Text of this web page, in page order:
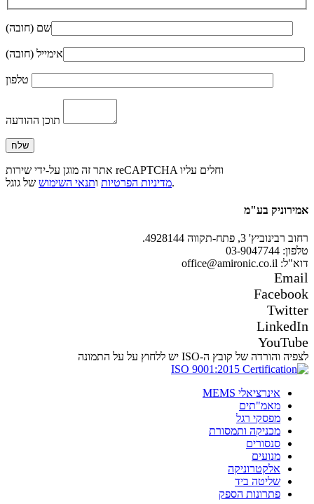
שם (חובה)
אימייל (חובה)
אתר זה מוגן על-ידי שירות reCAPTCHA וחלים עליו
מדיניות הפרטיות ותנאי השימוש של גוגל.
אמירוניק בע"מ
רחוב רבינוביץ' 3, פתח-תקווה 4928144.
טלפון: 03-9047744
דוא"ל: office@amironic.co.il
Email
Facebook
Twitter
LinkedIn
YouTube
לצפיה והורדה של קובץ ה-ISO יש ללחוץ על על התמונה
אינרציאלי MEMS
מאמ"תים
מפסקי רגל
מכניקה ותמסורת
סנסורים
מנועים
אלקטרוניקה
שליטה ביד
פתרונות הספק